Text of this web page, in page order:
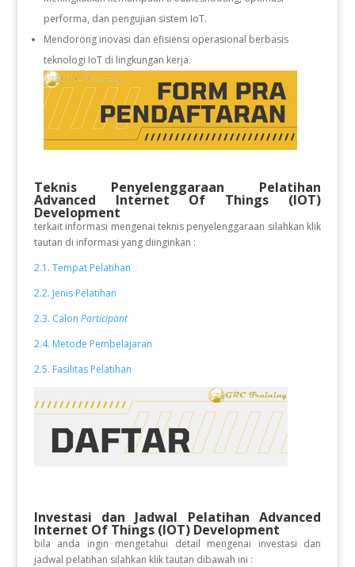
performa, dan pengujian sistem IoT.
Mendorong inovasi dan efisiensi operasional berbasis
teknologi IoT di lingkungan kerja.
Teknis Penyelenggaraan Pelatihan
Advanced Internet Of Things (IOT)
Development
terkait informasi mengenai teknis penyelenggaraan silahkan klik
tautan di informasi yang diinginkan :
2.1. Tempat Pelatihan
2.2. Jenis Pelatihan
2.3. Calon Participant
2.4. Metode Pembelajaran
2.5. Fasilitas Pelatihan
Investasi dan Jadwal Pelatihan Advanced
Internet Of Things (IOT) Development
bila anda ingin mengetahui detail mengenai investasi dan
jadwal pelatihan silahkan klik tautan dibawah ini :